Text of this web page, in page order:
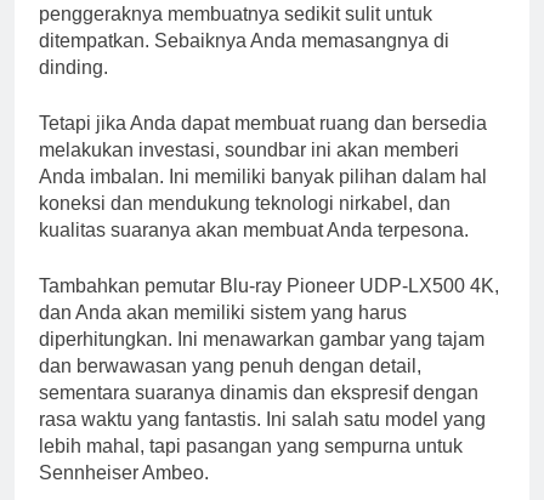
penggeraknya membuatnya sedikit sulit untuk
ditempatkan. Sebaiknya Anda memasangnya di
dinding.
Tetapi jika Anda dapat membuat ruang dan bersedia
melakukan investasi, soundbar ini akan memberi
Anda imbalan. Ini memiliki banyak pilihan dalam hal
koneksi dan mendukung teknologi nirkabel, dan
kualitas suaranya akan membuat Anda terpesona.
Tambahkan pemutar Blu-ray Pioneer UDP-LX500 4K,
dan Anda akan memiliki sistem yang harus
diperhitungkan. Ini menawarkan gambar yang tajam
dan berwawasan yang penuh dengan detail,
sementara suaranya dinamis dan ekspresif dengan
rasa waktu yang fantastis. Ini salah satu model yang
lebih mahal, tapi pasangan yang sempurna untuk
Sennheiser Ambeo.